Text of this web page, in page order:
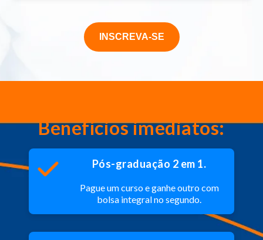
INSCREVA-SE
Benefícios imediatos:
Pós-graduação 2 em 1.
Pague um curso e ganhe outro com
bolsa integral no segundo.